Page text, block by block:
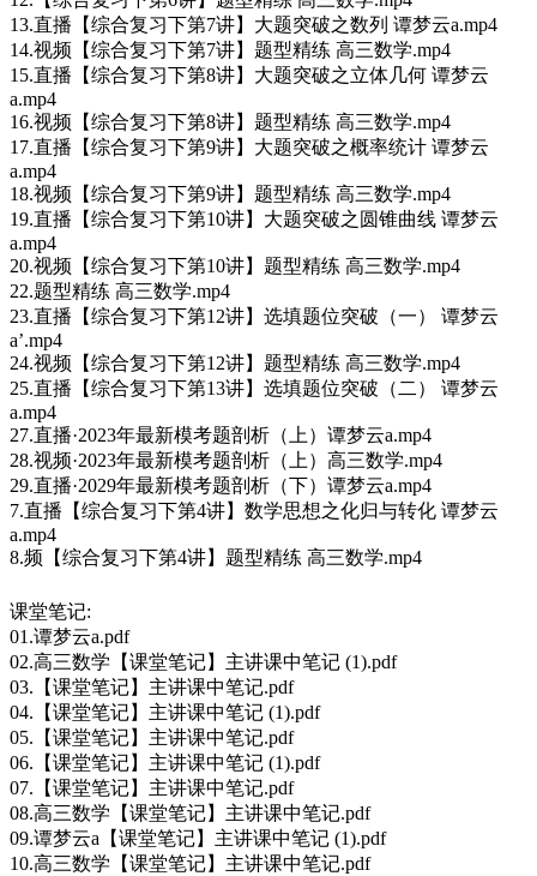
13.直播【综合复习下第7讲】大题突破之数列 谭梦云a.mp4
14.视频【综合复习下第7讲】题型精练 高三数学.mp4
15.直播【综合复习下第8讲】大题突破之立体几何 谭梦云
a.mp4
16.视频【综合复习下第8讲】题型精练 高三数学.mp4
17.直播【综合复习下第9讲】大题突破之概率统计 谭梦云
a.mp4
18.视频【综合复习下第9讲】题型精练 高三数学.mp4
19.直播【综合复习下第10讲】大题突破之圆锥曲线 谭梦云
a.mp4
20.视频【综合复习下第10讲】题型精练 高三数学.mp4
22.题型精练 高三数学.mp4
23.直播【综合复习下第12讲】选填题位突破（一） 谭梦云
a’.mp4
24.视频【综合复习下第12讲】题型精练 高三数学.mp4
25.直播【综合复习下第13讲】选填题位突破（二） 谭梦云
a.mp4
27.直播·2023年最新模考题剖析（上）谭梦云a.mp4
28.视频·2023年最新模考题剖析（上）高三数学.mp4
29.直播·2029年最新模考题剖析（下）谭梦云a.mp4
7.直播【综合复习下第4讲】数学思想之化归与转化 谭梦云
a.mp4
8.频【综合复习下第4讲】题型精练 高三数学.mp4
课堂笔记:
01.谭梦云a.pdf
02.高三数学【课堂笔记】主讲课中笔记 (1).pdf
03.【课堂笔记】主讲课中笔记.pdf
04.【课堂笔记】主讲课中笔记 (1).pdf
05.【课堂笔记】主讲课中笔记.pdf
06.【课堂笔记】主讲课中笔记 (1).pdf
07.【课堂笔记】主讲课中笔记.pdf
08.高三数学【课堂笔记】主讲课中笔记.pdf
09.谭梦云a【课堂笔记】主讲课中笔记 (1).pdf
10.高三数学【课堂笔记】主讲课中笔记.pdf